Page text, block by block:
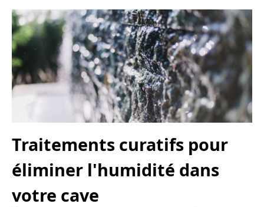
Traitements curatifs pour
éliminer l'humidité dans
votre cave